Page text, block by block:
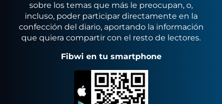
sobre los temas que más le preocupan, o,
incluso, poder participar directamente en la
confección del diario, aportando la información
que quiera compartir con el resto de lectores.
Fibwi en tu smartphone